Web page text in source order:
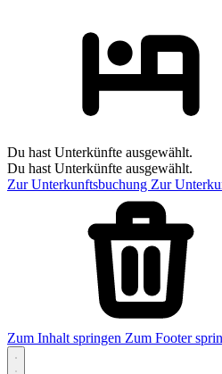
Du hast Unterkünfte ausgewählt.
Du hast Unterkünfte ausgewählt.
Zur Unterkunftsbuchung Zur
Zum Inhalt springen Zum Footer